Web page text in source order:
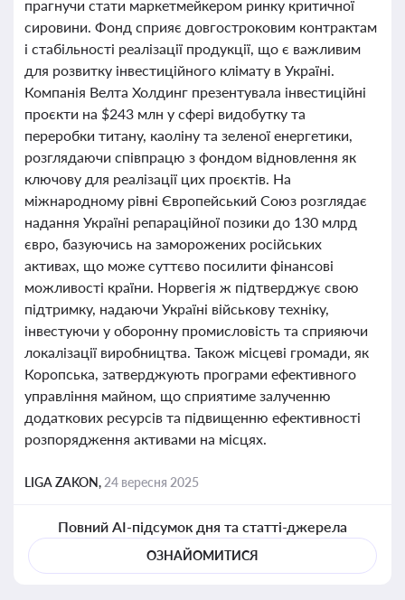
прагнучи стати маркетмейкером ринку критичної
сировини. Фонд сприяє довгостроковим контрактам
і стабільності реалізації продукції, що є важливим
для розвитку інвестиційного клімату в Україні.
Компанія Велта Холдинг презентувала інвестиційні
проєкти на $243 млн у сфері видобутку та
переробки титану, каоліну та зеленої енергетики,
розглядаючи співпрацю з фондом відновлення як
ключову для реалізації цих проєктів. На
міжнародному рівні Європейський Союз розглядає
надання Україні репараційної позики до 130 млрд
євро, базуючись на заморожених російських
активах, що може суттєво посилити фінансові
можливості країни. Норвегія ж підтверджує свою
підтримку, надаючи Україні військову техніку,
інвестуючи у оборонну промисловість та сприяючи
локалізації виробництва. Також місцеві громади, як
Коропська, затверджують програми ефективного
управління майном, що сприятиме залученню
додаткових ресурсів та підвищенню ефективності
розпорядження активами на місцях.
LIGA ZAKON, 24 вересня 2025
Повний AI-підсумок дня та статті-джерела
ОЗНАЙОМИТИСЯ